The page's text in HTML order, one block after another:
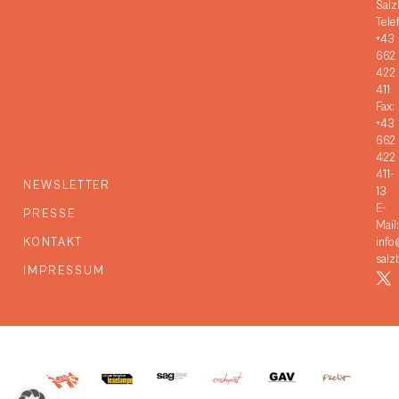
NEWSLETTER
PRESSE
KONTAKT
IMPRESSUM
+43
662
422
411
Fax:
+43
662
422
411-
13
E-
Mail: